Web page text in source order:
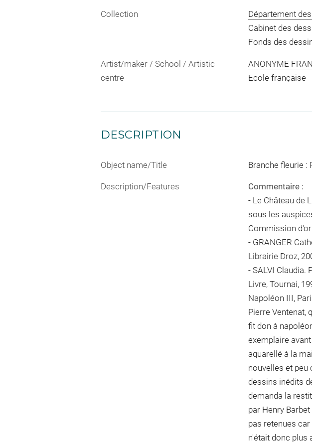
Collection
Département
Cabinet des
Fonds des
Artist/maker / School / Artistic
centre
ANONYME
Ecole française
DESCRIPTION
Object name/Title Branche fleurie
Description/Features
Commentaire :
- Le Château de
sous les
Commission
- GRANGER
Librairie Droz,
- SALVI Claudia.
Livre, Tournai,
Napoléon III,
Pierre Ventenat,
fit don à
exemplaire
aquarellé à la
nouvelles et peu
dessins inédits
demanda la
par Henry
pas retenues
n'était donc plus